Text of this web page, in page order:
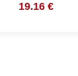
19.16 €